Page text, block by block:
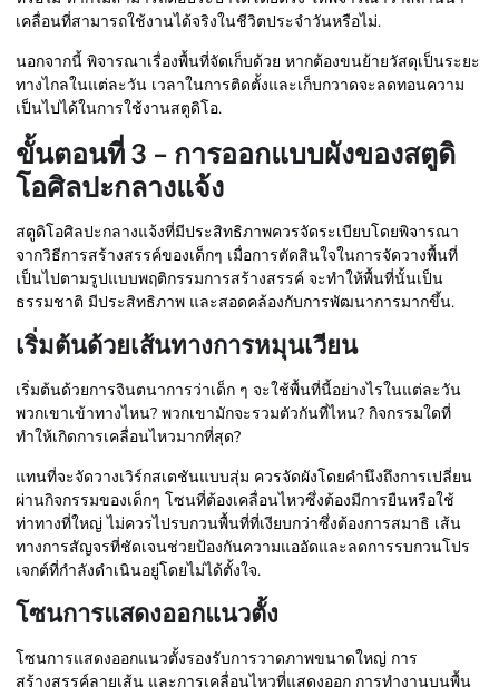
เคลื่อนที่สามารถใช้งานได้จริงในชีวิตประจำวันหรือไม่.
นอกจากนี้ พิจารณาเรื่องพื้นที่จัดเก็บด้วย หากต้องขนย้ายวัสดุเป็นระยะ
ทางไกลในแต่ละวัน เวลาในการติดตั้งและเก็บกวาดจะลดทอนความ
เป็นไปได้ในการใช้งานสตูดิโอ.
ขั้นตอนที่ 3 – การออกแบบผังของสตูดิ
โอศิลปะกลางแจ้ง
สตูดิโอศิลปะกลางแจ้งที่มีประสิทธิภาพควรจัดระเบียบโดยพิจารณา
จากวิธีการสร้างสรรค์ของเด็กๆ เมื่อการตัดสินใจในการจัดวางพื้นที่
เป็นไปตามรูปแบบพฤติกรรมการสร้างสรรค์ จะทำให้พื้นที่นั้นเป็น
ธรรมชาติ มีประสิทธิภาพ และสอดคล้องกับการพัฒนาการมากขึ้น.
เริ่มต้นด้วยเส้นทางการหมุนเวียน
เริ่มต้นด้วยการจินตนาการว่าเด็ก ๆ จะใช้พื้นที่นี้อย่างไรในแต่ละวัน
พวกเขาเข้าทางไหน? พวกเขามักจะรวมตัวกันที่ไหน? กิจกรรมใดที่
ทำให้เกิดการเคลื่อนไหวมากที่สุด?
แทนที่จะจัดวางเวิร์กสเตชันแบบสุ่ม ควรจัดผังโดยคำนึงถึงการเปลี่ยน
ผ่านกิจกรรมของเด็กๆ โซนที่ต้องเคลื่อนไหวซึ่งต้องมีการยืนหรือใช้
ท่าทางที่ใหญ่ ไม่ควรไปรบกวนพื้นที่ที่เงียบกว่าซึ่งต้องการสมาธิ เส้น
ทางการสัญจรที่ชัดเจนช่วยป้องกันความแออัดและลดการรบกวนโปร
เจกต์ที่กำลังดำเนินอยู่โดยไม่ได้ตั้งใจ.
โซนการแสดงออกแนวตั้ง
โซนการแสดงออกแนวตั้งรองรับการวาดภาพขนาดใหญ่ การ
สร้างสรรค์ลายเส้น และการเคลื่อนไหวที่แสดงออก การทำงานบนพื้น